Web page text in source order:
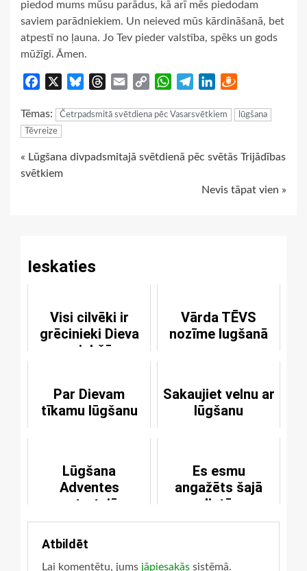
piedod mums mūsu parādus, kā arī mēs piedodam
saviem parādniekiem. Un neieved mūs kārdināšanā, bet
atpestī no ļauna. Jo Tev pieder valstība, spēks un gods
mūžīgi. Āmen.
Facebook BlueskyThreads
Email
Copy
WhatsApp
TelegramLinkedIn
Tēmas: Četrpadsmitā svētdiena pēc Vasarsvētkiem
lūgšana
Tēvreize
Continue
« Lūgšana divpadsmitajā svētdienā pēc svētās Trijādības
svētkiem
Nevis tāpat vien »
Ieskaties
Visi cilvēki ir
grēcinieki Dieva
priekšā
Vārda TĒVS
nozīme lugšanā
Par Dievam
tīkamu lūgšanu
Sakaujiet velnu ar
lūgšanu
Lūgšana
Adventes
ceturtajā
svētdienā
Es esmu
angažēts šajā
lietā
Atbildēt
Lai komentētu, jums jāpiesakās sistēmā.